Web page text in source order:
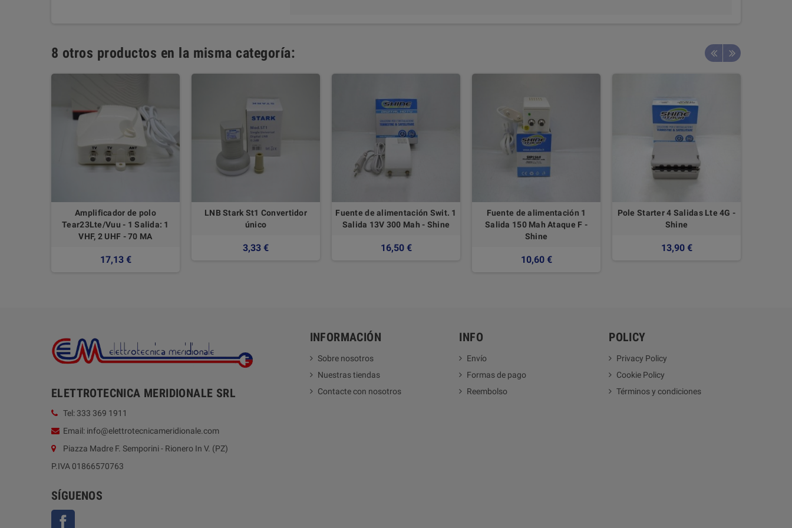
8 otros productos en la misma categoría:
Amplificador de polo
Tear23Lte/Vuu - 1 Salida: 1
VHF, 2 UHF - 70 MA
17,13 €
LNB Stark St1 Convertidor
único
3,33 €
Fuente de alimentación Swit. 1
Salida 13V 300 Mah - Shine
16,50 €
Fuente de alimentación 1
Salida 150 Mah Ataque F -
Shine
10,60 €
Pole Starter 4 Salidas Lte 4G -
Shine
13,90 €
ELETTROTECNICA MERIDIONALE SRL
Tel: 333 369 1911
Email: info@elettrotecnicameridionale.com
Piazza Madre F. Semporini - Rionero In V. (PZ)
P.IVA 01866570763
SÍGUENOS
INFORMACIÓN
Sobre nosotros
Nuestras tiendas
Contacte con nosotros
INFO
Envío
Formas de pago
Reembolso
POLICY
Privacy Policy
Cookie Policy
Términos y condiciones